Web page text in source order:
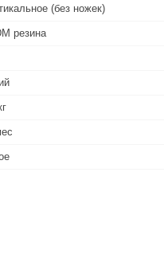
(без ножек)
резина